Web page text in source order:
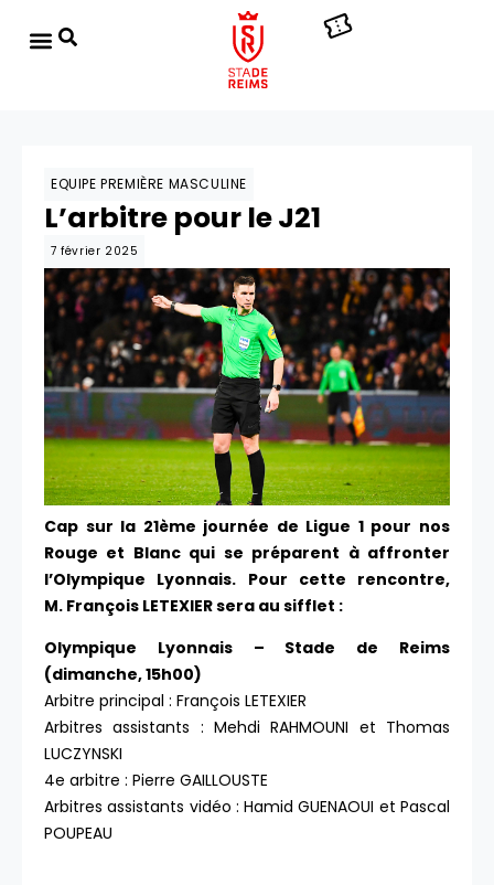
EQUIPE PREMIÈRE MASCULINE
L’arbitre pour le J21
7 février 2025
Cap sur la 21ème journée de Ligue 1 pour nos
Rouge et Blanc qui se préparent à affronter
l’Olympique Lyonnais. Pour cette rencontre,
M. François LETEXIER sera au sifflet :
Olympique Lyonnais – Stade de Reims
(dimanche, 15h00)
Arbitre principal : François LETEXIER
Arbitres assistants : Mehdi RAHMOUNI et Thomas
LUCZYNSKI
4e arbitre : Pierre GAILLOUSTE
Arbitres assistants vidéo : Hamid GUENAOUI et Pascal
POUPEAU